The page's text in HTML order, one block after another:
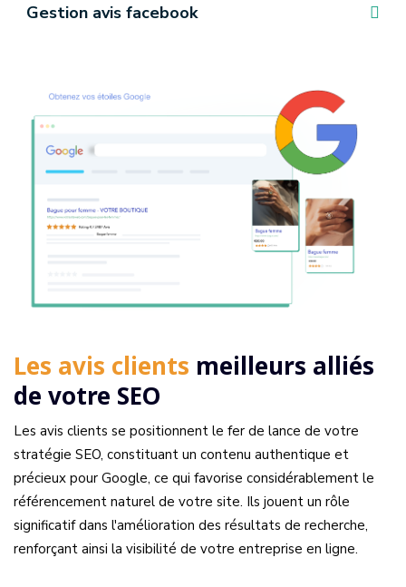
Gestion avis facebook
Les avis clients meilleurs alliés
de votre SEO
Les avis clients se positionnent le fer de lance de votre
stratégie SEO, constituant un contenu authentique et
précieux pour Google, ce qui favorise considérablement le
référencement naturel de votre site. Ils jouent un rôle
significatif dans l'amélioration des résultats de recherche,
renforçant ainsi la visibilité de votre entreprise en ligne.